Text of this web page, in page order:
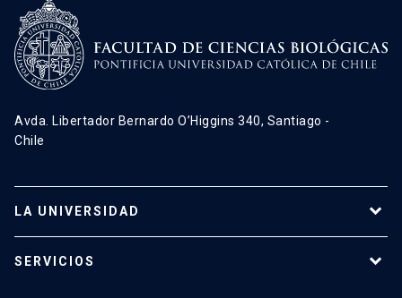
Avda. Libertador Bernardo O’Higgins 340, Santiago -
Chile
LA UNIVERSIDAD
SERVICIOS